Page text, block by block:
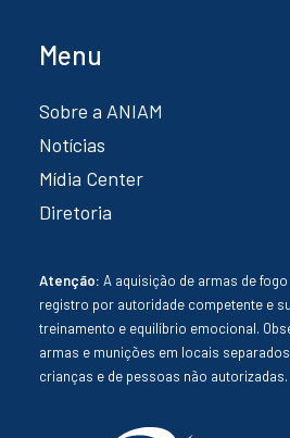
Menu
Sobre a ANIAM
Notícias
Mídia Center
Diretoria
Atenção: A aquisição de armas de
registro por autoridade competente e
treinamento e equilíbrio emocional.
armas e munições em locais
crianças e de pessoas não autorizadas.